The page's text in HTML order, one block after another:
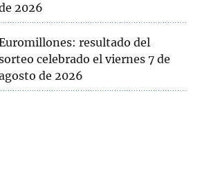
2026
resultado del
celebrado el viernes 7 de
de 2026